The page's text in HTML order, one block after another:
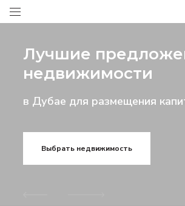
Лучшие
недвижимости
в Дубае для размещения
Выбрать недвижимость